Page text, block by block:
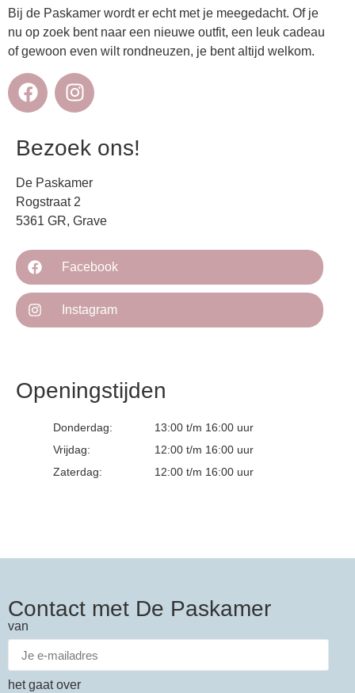
Bij de Paskamer wordt er echt met je meegedacht. Of je
nu op zoek bent naar een nieuwe outfit, een leuk cadeau
of gewoon even wilt rondneuzen, je bent altijd welkom.
Bezoek ons!
De Paskamer
Rogstraat 2
5361 GR, Grave
Facebook
Instagram
Openingstijden
Donderdag:
13:00 t/m 16:00 uur
Vrijdag:
12:00 t/m 16:00 uur
Zaterdag:
12:00 t/m 16:00 uur
Contact met De Paskamer
van
het gaat over